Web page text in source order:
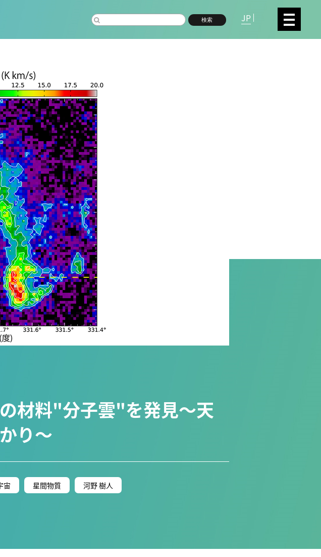
検索 JP
情報学
トランスフォーマティブ生命分子研究所 (75)
(33) 機械学習 (31)
創薬科学研究科 (20) シロイヌナズナ (19)
材料"分子雲"を発見～天
り～
宙 星間物質 河野 樹人